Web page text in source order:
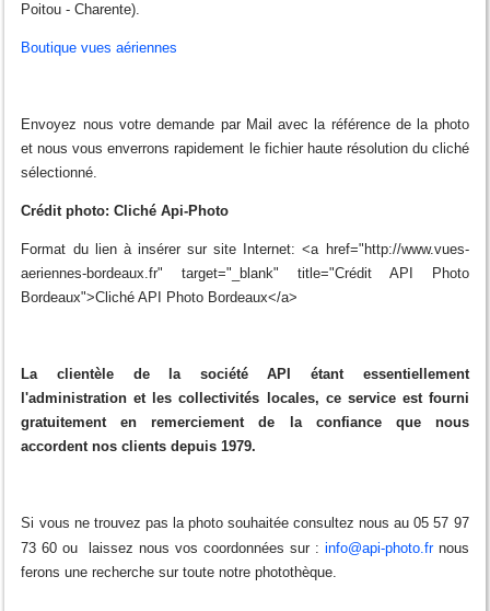
Poitou - Charente).
Boutique vues aériennes
Envoyez nous votre demande par Mail avec la référence de la photo
et nous vous enverrons rapidement le fichier haute résolution du cliché
sélectionné.
Crédit photo: Cliché Api-Photo
Format du lien à insérer sur site Internet: <a href="http://www.vues-
aeriennes-bordeaux.fr" target="_blank" title="Crédit API Photo
Bordeaux">Cliché API Photo Bordeaux</a>
La clientèle de la société API étant essentiellement
l'administration et les collectivités locales, ce service est fourni
gratuitement en remerciement de la confiance que nous
accordent nos clients depuis 1979.
Si vous ne trouvez pas la photo souhaitée consultez nous au 05 57 97
73 60 ou laissez nous vos coordonnées sur : info@api-photo.frnous
ferons une recherche sur toute notre photothèque.